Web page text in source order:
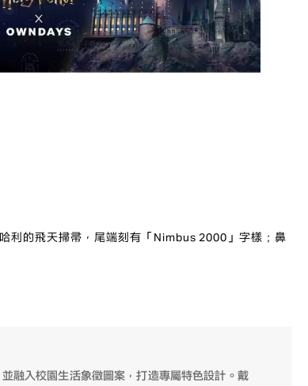
利的飛天掃帚，尾端刻有「Nimbus 2000」字樣；鼻
融入校園生活象徵圖案，打造專屬特色設計。戴